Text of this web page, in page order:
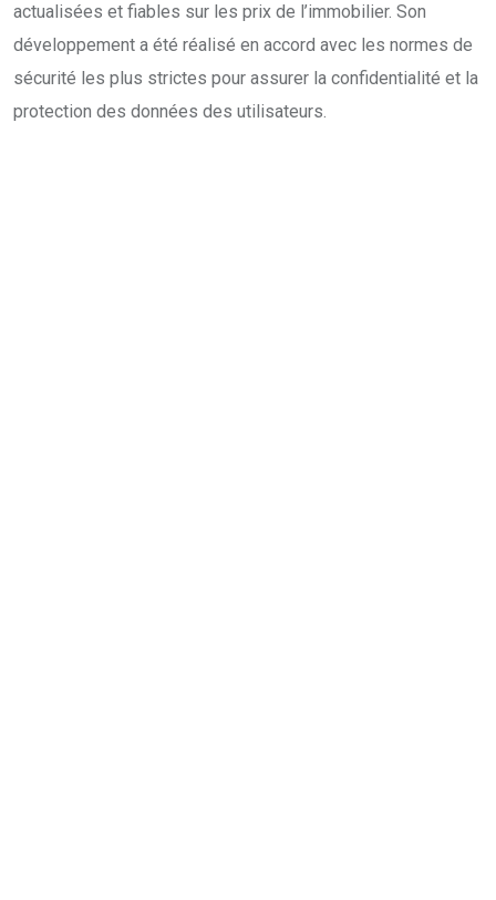
actualisées et fiables sur les prix de l’immobilier. Son
développement a été réalisé en accord avec les normes de
sécurité les plus strictes pour assurer la confidentialité et la
protection des données des utilisateurs.